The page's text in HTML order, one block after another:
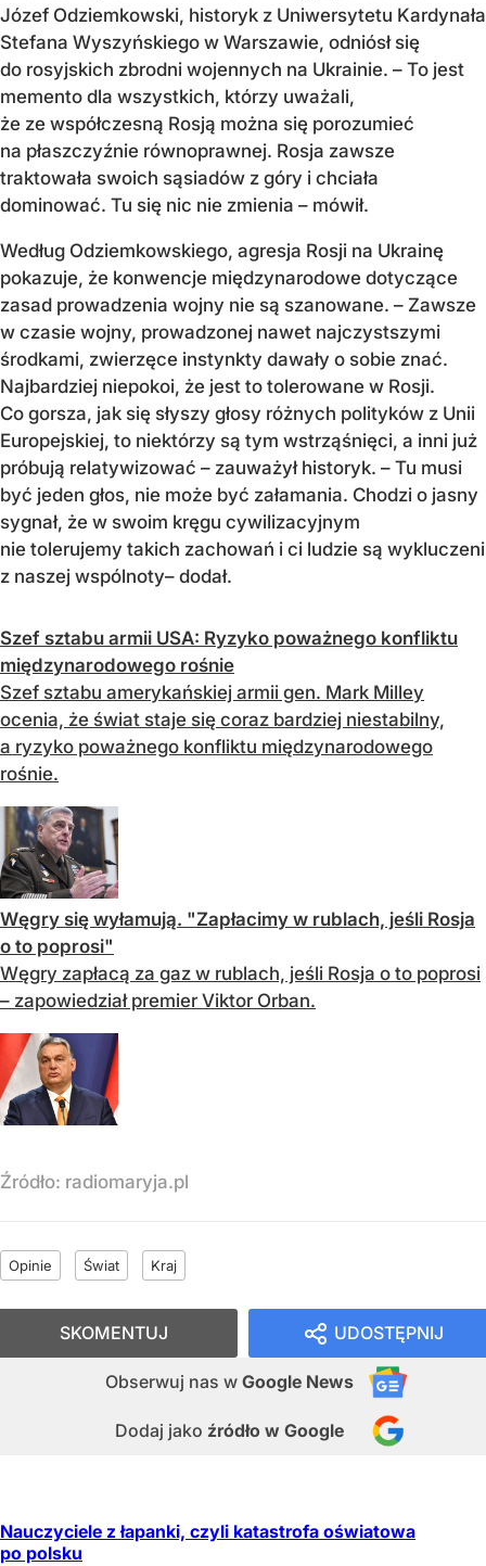
Józef Odziemkowski, historyk z Uniwersytetu Kardynała
Stefana Wyszyńskiego w Warszawie, odniósł się
do rosyjskich zbrodni wojennych na Ukrainie. – To jest
memento dla wszystkich, którzy uważali,
że ze współczesną Rosją można się porozumieć
na płaszczyźnie równoprawnej. Rosja zawsze
traktowała swoich sąsiadów z góry i chciała
dominować. Tu się nic nie zmienia – mówił.
Według Odziemkowskiego, agresja Rosji na Ukrainę
pokazuje, że konwencje międzynarodowe dotyczące
zasad prowadzenia wojny nie są szanowane. – Zawsze
w czasie wojny, prowadzonej nawet najczystszymi
środkami, zwierzęce instynkty dawały o sobie znać.
Najbardziej niepokoi, że jest to tolerowane w Rosji.
Co gorsza, jak się słyszy głosy różnych polityków z Unii
Europejskiej, to niektórzy są tym wstrząśnięci, a inni już
próbują relatywizować – zauważył historyk. – Tu musi
być jeden głos, nie może być załamania. Chodzi o jasny
sygnał, że w swoim kręgu cywilizacyjnym
nie tolerujemy takich zachowań i ci ludzie są wykluczeni
z naszej wspólnoty– dodał.
Szef sztabu armii USA: Ryzyko poważnego konfliktu
międzynarodowego rośnie
Szef sztabu amerykańskiej armii gen. Mark Milley
ocenia, że świat staje się coraz bardziej niestabilny,
a ryzyko poważnego konfliktu międzynarodowego
rośnie.
Węgry się wyłamują. "Zapłacimy w rublach, jeśli Rosja
o to poprosi"
Węgry zapłacą za gaz w rublach, jeśli Rosja o to poprosi
– zapowiedział premier Viktor Orban.
Źródło: radiomaryja.pl
Opinie Świat Kraj
UDOSTĘPNIJ
Obserwuj nas w Google News
Dodaj jako źródło w Google
SKOMENTUJ
Nauczyciele z łapanki, czyli katastrofa oświatowa
po polsku